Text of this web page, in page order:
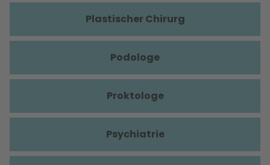
Plastischer Chirurg
Podologe
Proktologe
Psychiatrie